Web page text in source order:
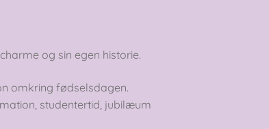
og sin egen historie.
omkring fødselsdagen.
studentertid, jubilæum